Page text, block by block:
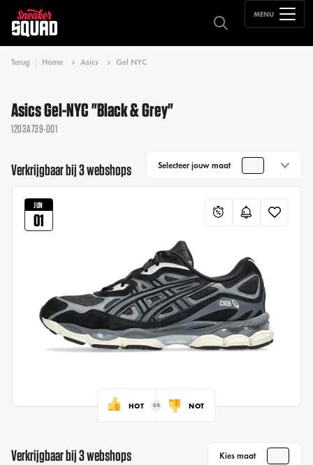
MENU
Terug Home Asics Gel NYC
Asics Gel-NYC "Black & Grey"
1203A739-001
Verkrijgbaar bij 3 webshops Selecteer jouw maat
JUN
01
HOT NOT
Verkrijgbaar bij 3 webshops Kies maat